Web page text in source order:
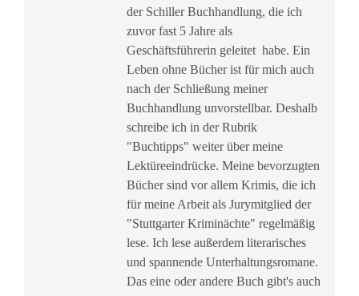
der Schiller Buchhandlung, die ich
zuvor fast 5 Jahre als
Geschäftsführerin geleitet habe. Ein
Leben ohne Bücher ist für mich auch
nach der Schließung meiner
Buchhandlung unvorstellbar. Deshalb
schreibe ich in der Rubrik
"Buchtipps" weiter über meine
Lektüreeindrücke. Meine bevorzugten
Bücher sind vor allem Krimis, die ich
für meine Arbeit als Jurymitglied der
"Stuttgarter Kriminächte" regelmäßig
lese. Ich lese außerdem literarisches
und spannende Unterhaltungsromane.
Das eine oder andere Buch gibt's auch